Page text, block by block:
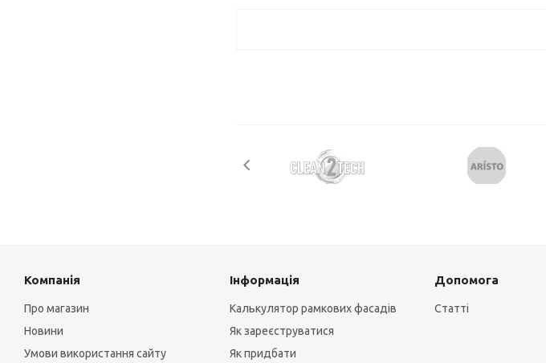
Компанія
Про магазин
Новини
Умови використання сайту
Інформація
Калькулятор рамкових фасадів
Як зареєструватися
Як придбати
Допомога
Статті